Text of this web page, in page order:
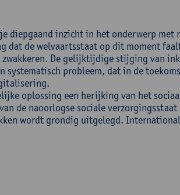
diepgaand inzicht in het onderwerp met
dat de welvaartsstaat op dit moment
De gelijktijdige stijging van
systematisch probleem, dat in de
oplossing een herijking van het
de naoorlogse sociale verzorgingsstaat
wordt grondig uitgelegd.